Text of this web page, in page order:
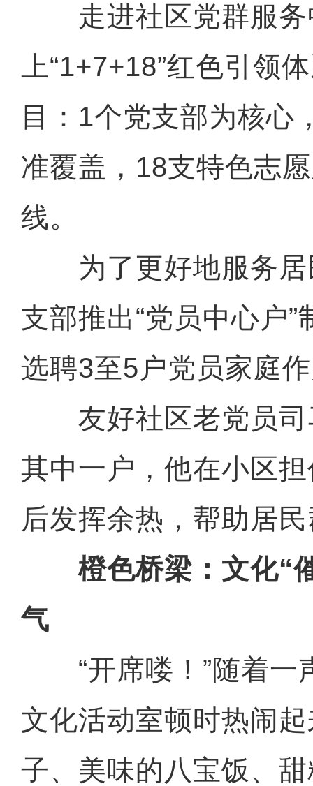
走进社区党群服务
上“1+7+18”红色引领
目：1个党支部为核心
准覆盖，18支特色志
线。
为了更好地服务居
支部推出“党员中心户
选聘3至5户党员家庭
友好社区老党员司
其中一户，他在小区
后发挥余热，帮助居
橙色桥梁：文化“
气
“开席喽！”随着一
文化活动室顿时热闹
子、美味的八宝饭、